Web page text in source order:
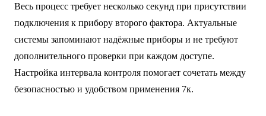
Весь процесс требует несколько секунд при присутствии
подключения к прибору второго фактора. Актуальные
системы запоминают надёжные приборы и не требуют
дополнительного проверки при каждом доступе.
Настройка интервала контроля помогает сочетать между
безопасностью и удобством применения 7к.